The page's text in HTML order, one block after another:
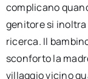
complicano
genitore si
ricerca. Il
sconforto la
villaggio vicino